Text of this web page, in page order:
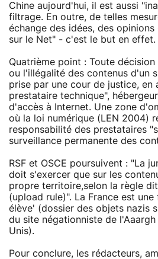
Chine aujourd'hui, il est aussi
filtrage. En outre, de telles
échange des idées, des
sur le Net" - c'est le but en effet.
Quatrième point : Toute
ou l'illégalité des contenus d'un
prise par une cour de justice, en
prestataire technique",
d'accès à Internet. Une zone
où la loi numérique (LEN 2004)
responsabilité des prestataires
surveillance permanente des
RSF et OSCE poursuivent : "La
doit s'exercer que sur les
propre territoire,selon la règle
(upload rule)". La France est
élève' (dossier des objets nazis
du site négationniste de
Unis).
Pour conclure, les rédacteurs,